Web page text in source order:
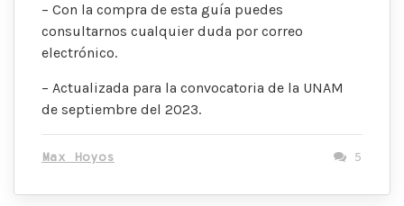
– Con la compra de esta guía puedes
consultarnos cualquier duda por correo
electrónico.
– Actualizada para la convocatoria de la UNAM
de septiembre del 2023.
Max Hoyos 5